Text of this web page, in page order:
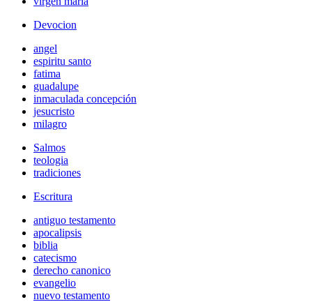
Devocion
angel
espiritu santo
fatima
guadalupe
inmaculada concepción
jesucristo
milagro
Salmos
teologia
tradiciones
Escritura
antiguo testamento
apocalipsis
biblia
catecismo
derecho canonico
evangelio
nuevo testamento